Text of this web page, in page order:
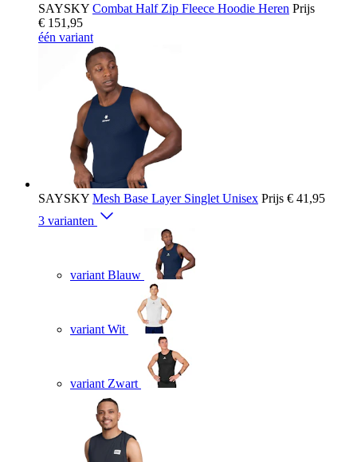
SAYSKY Combat Half Zip Fleece Hoodie Heren Prijs
€ 151,95
één variant
SAYSKY Mesh Base Layer Singlet Unisex Prijs € 41,95
3 varianten
variant Blauw
variant Wit
variant Zwart